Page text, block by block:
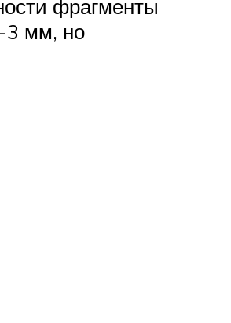
фрагменты
3 мм, но